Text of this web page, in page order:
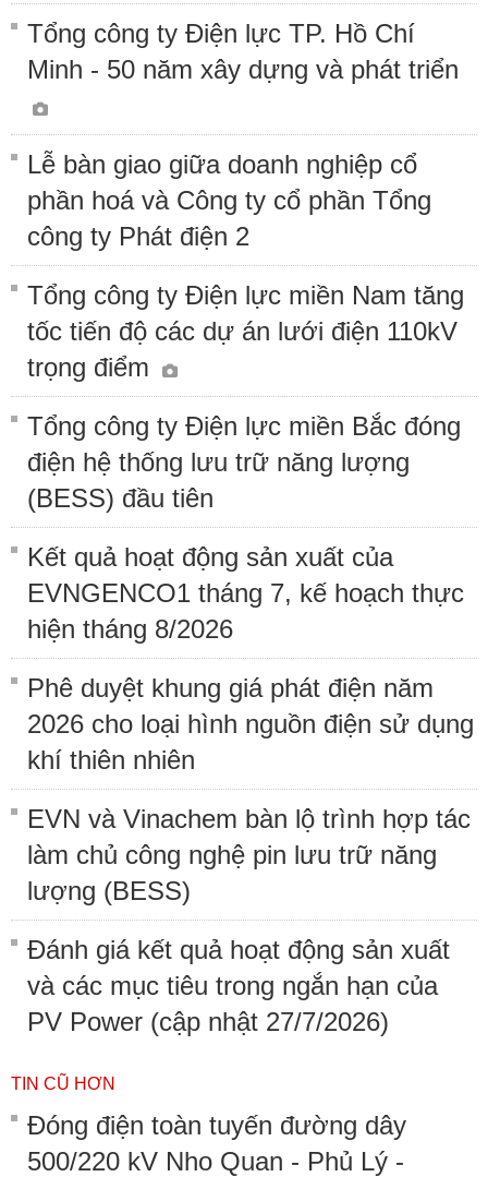
Tổng công ty Điện lực TP. Hồ Chí
Minh - 50 năm xây dựng và phát triển
Lễ bàn giao giữa doanh nghiệp cổ
phần hoá và Công ty cổ phần Tổng
công ty Phát điện 2
Tổng công ty Điện lực miền Nam tăng
tốc tiến độ các dự án lưới điện 110kV
trọng điểm
Tổng công ty Điện lực miền Bắc đóng
điện hệ thống lưu trữ năng lượng
(BESS) đầu tiên
Kết quả hoạt động sản xuất của
EVNGENCO1 tháng 7, kế hoạch thực
hiện tháng 8/2026
Phê duyệt khung giá phát điện năm
2026 cho loại hình nguồn điện sử dụng
khí thiên nhiên
EVN và Vinachem bàn lộ trình hợp tác
làm chủ công nghệ pin lưu trữ năng
lượng (BESS)
Đánh giá kết quả hoạt động sản xuất
và các mục tiêu trong ngắn hạn của
PV Power (cập nhật 27/7/2026)
TIN CŨ HƠN
Đóng điện toàn tuyến đường dây
500/220 kV Nho Quan - Phủ Lý -